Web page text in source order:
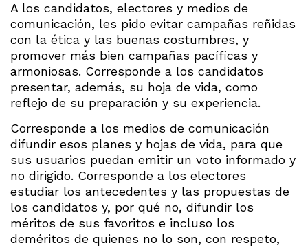
A los candidatos, electores y medios de
comunicación, les pido evitar campañas reñidas
con la ética y las buenas costumbres, y
promover más bien campañas pacíficas y
armoniosas. Corresponde a los candidatos
presentar, además, su hoja de vida, como
reflejo de su preparación y su experiencia.
Corresponde a los medios de comunicación
difundir esos planes y hojas de vida, para que
sus usuarios puedan emitir un voto informado y
no dirigido. Corresponde a los electores
estudiar los antecedentes y las propuestas de
los candidatos y, por qué no, difundir los
méritos de sus favoritos e incluso los
deméritos de quienes no lo son, con respeto,